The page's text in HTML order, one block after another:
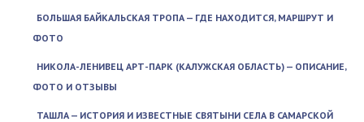
БОЛЬШАЯ БАЙКАЛЬСКАЯ ТРОПА — ГДЕ НАХОДИТСЯ, МАРШРУТ И
ФОТО
НИКОЛА-ЛЕНИВЕЦ АРТ-ПАРК (КАЛУЖСКАЯ ОБЛАСТЬ) — ОПИСАНИЕ,
ФОТО И ОТЗЫВЫ
ТАШЛА — ИСТОРИЯ И ИЗВЕСТНЫЕ СВЯТЫНИ СЕЛА В САМАРСКОЙ